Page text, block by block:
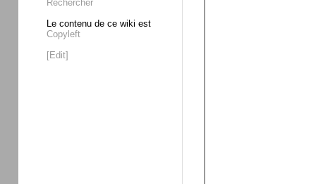
Rechercher
Le contenu de ce wiki est
Copyleft
[Edit]